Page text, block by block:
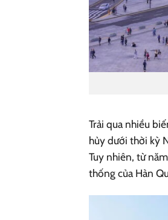
Trải qua nhiều
hủy dưới thời kỳ
Tuy nhiên, từ
thống của Hàn